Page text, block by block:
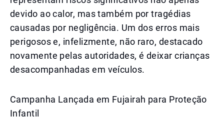
devido ao calor, mas também por tragédias
causadas por negligência. Um dos erros mais
perigosos e, infelizmente, não raro, destacado
novamente pelas autoridades, é deixar crianças
desacompanhadas em veículos.
Campanha Lançada em Fujairah para Proteção
Infantil